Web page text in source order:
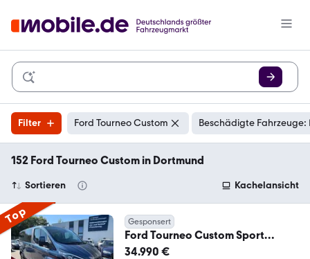
Filter Ford Tourneo Custom Beschädigte
152 Ford Tourneo Custom in Dortmund
Sortieren Kachelansicht
Top Gesponsert
Ford Tourneo Custom Sport
2,0Tdci AUTOMATIK 8 SITZE
34.990 €